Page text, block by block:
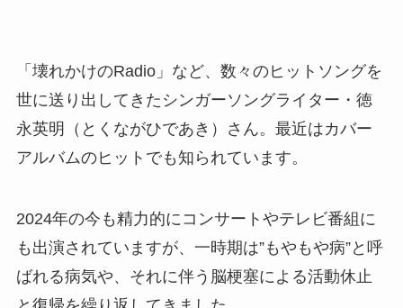
「壊れかけのRadio」など、数々のヒットソングを
世に送り出してきたシンガーソングライター・徳
永英明（とくながひであき）さん。最近はカバー
アルバムのヒットでも知られています。
2024年の今も精力的にコンサートやテレビ番組に
も出演されていますが、一時期は”もやもや病”と呼
ばれる病気や、それに伴う脳梗塞による活動休止